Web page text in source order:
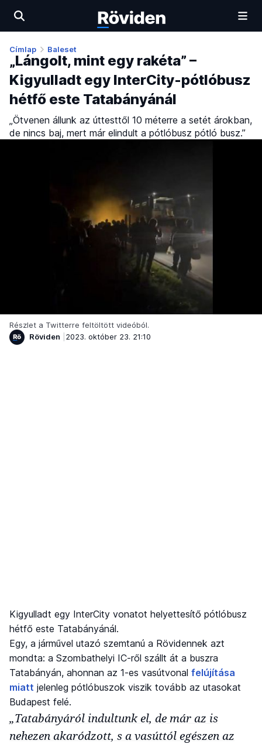
Címlap Baleset
„Lángolt, mint egy rakéta” –
Kigyulladt egy InterCity-pótlóbusz
hétfő este Tatabányánál
„Ötvenen állunk az úttesttől 10 méterre a setét árokban,
de nincs baj, mert már elindult a pótlóbusz pótló busz.”
Részlet a Twitterre feltöltött videóból.
Röviden
2023. október 23. 21:10
Kigyulladt egy InterCity vonatot helyettesítő pótlóbusz
hétfő este Tatabányánál.
Egy, a járművel utazó szemtanú a Rövidennek azt
mondta: a Szombathelyi IC-ről szállt át a buszra
Tatabányán, ahonnan az 1-es vasútvonal felújítása
miatt jelenleg pótlóbuszok viszik tovább az utasokat
Budapest felé.
„Tatabányáról indultunk el, de már az is
nehezen akaródzott, s a vasúttól egészen az